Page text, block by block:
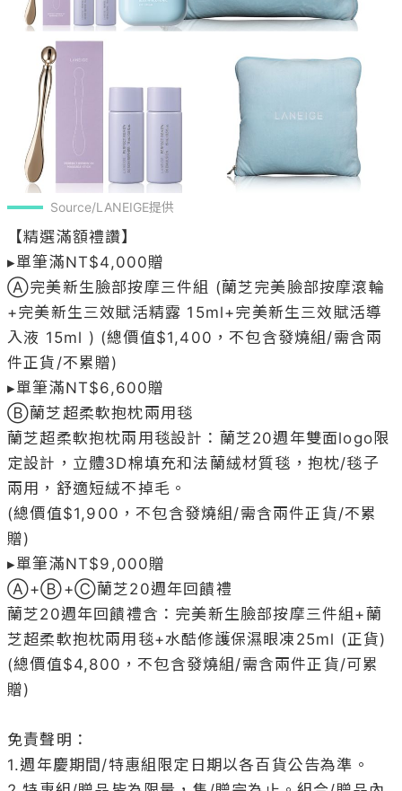
Source/LANEIGE提供
【精選滿額禮讚】
▸單筆滿NT$4,000贈
Ⓐ完美新生臉部按摩三件組 (蘭芝完美臉部按摩滾輪
+完美新生三效賦活精露 15ml+完美新生三效賦活導
入液 15ml ) (總價值$1,400，不包含發燒組/需含兩
件正貨/不累贈)
▸單筆滿NT$6,600贈
Ⓑ蘭芝超柔軟抱枕兩用毯
蘭芝超柔軟抱枕兩用毯設計：蘭芝20週年雙面logo限
定設計，立體3D棉填充和法蘭絨材質毯，抱枕/毯子
兩用，舒適短絨不掉毛。
(總價值$1,900，不包含發燒組/需含兩件正貨/不累
贈)
▸單筆滿NT$9,000贈
Ⓐ+Ⓑ+Ⓒ蘭芝20週年回饋禮
蘭芝20週年回饋禮含：完美新生臉部按摩三件組+蘭
芝超柔軟抱枕兩用毯+水酷修護保濕眼凍25ml (正貨)
(總價值$4,800，不包含發燒組/需含兩件正貨/可累
贈)
免責聲明：
1.週年慶期間/特惠組限定日期以各百貨公告為準。
2.特惠組/贈品皆為限量，售/贈完為止。組合/贈品內
容以專櫃公佈為準。
滿額贈正貨。
4.週年慶預購會及首四日無法提供空瓶回收服務。
5.週年慶期間之消費均不累計蘭芝會員點數，但可累